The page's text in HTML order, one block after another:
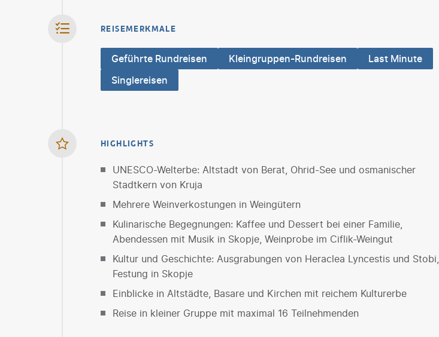
REISEMERKMALE
Geführte Rundreisen Kleingruppen-Rundreisen
Last Minute
Singlereisen
HIGHLIGHTS
UNESCO-Welterbe: Altstadt von Berat, Ohrid-See und osmanischer
Stadtkern von Kruja
Mehrere Weinverkostungen in Weingütern
Kulinarische Begegnungen: Kaffee und Dessert bei einer Familie,
Abendessen mit Musik in Skopje, Weinprobe im Ciflik-Weingut
Kultur und Geschichte: Ausgrabungen von Heraclea Lyncestis und Stobi,
Festung in Skopje
Einblicke in Altstädte, Basare und Kirchen mit reichem Kulturerbe
Reise in kleiner Gruppe mit maximal 16 Teilnehmenden